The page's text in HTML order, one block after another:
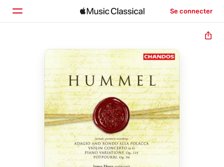
Se connecter
Accueil
Parcourir
Rechercher